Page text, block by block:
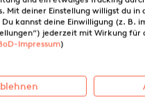
selbst
Mit deiner Einstellung willigst du in
kannst deine Einwilligung (z. B.
jederzeit mit Wirkung für
Impressum)